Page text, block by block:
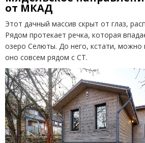
от МКАД
Этот дачный массив скрыт от глаз,
Рядом протекает речка, которая
озеро Селюты. До него, кстати,
оно совсем рядом c СТ.